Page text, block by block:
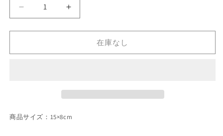
Randy
ン
の
Randy
ン
の
在庫なし
商品サイズ：15×8cm